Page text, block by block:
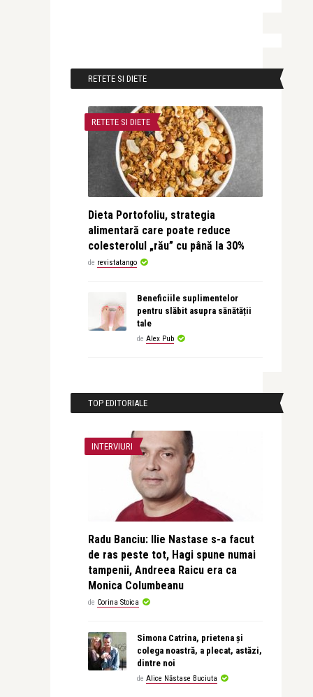
RETETE SI DIETE
RETETE SI DIETE
Dieta Portofoliu, strategia
alimentară care poate reduce
colesterolul „rău” cu până la 30%
de revistatango
Beneficiile suplimentelor
pentru slăbit asupra sănătății
tale
de Alex Pub
TOP EDITORIALE
INTERVIURI
Radu Banciu: Ilie Nastase s-a facut
de ras peste tot, Hagi spune numai
tampenii, Andreea Raicu era ca
Monica Columbeanu
de Corina Stoica
Simona Catrina, prietena și
colega noastră, a plecat, astăzi,
dintre noi
de Alice Năstase Buciuta